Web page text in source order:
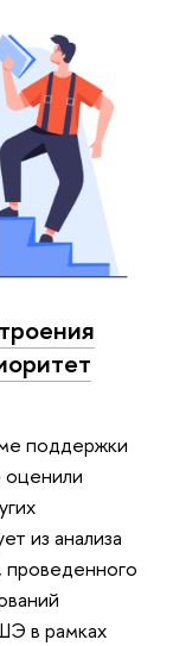
поддержки
оценили
из анализа
проведенного
в рамках